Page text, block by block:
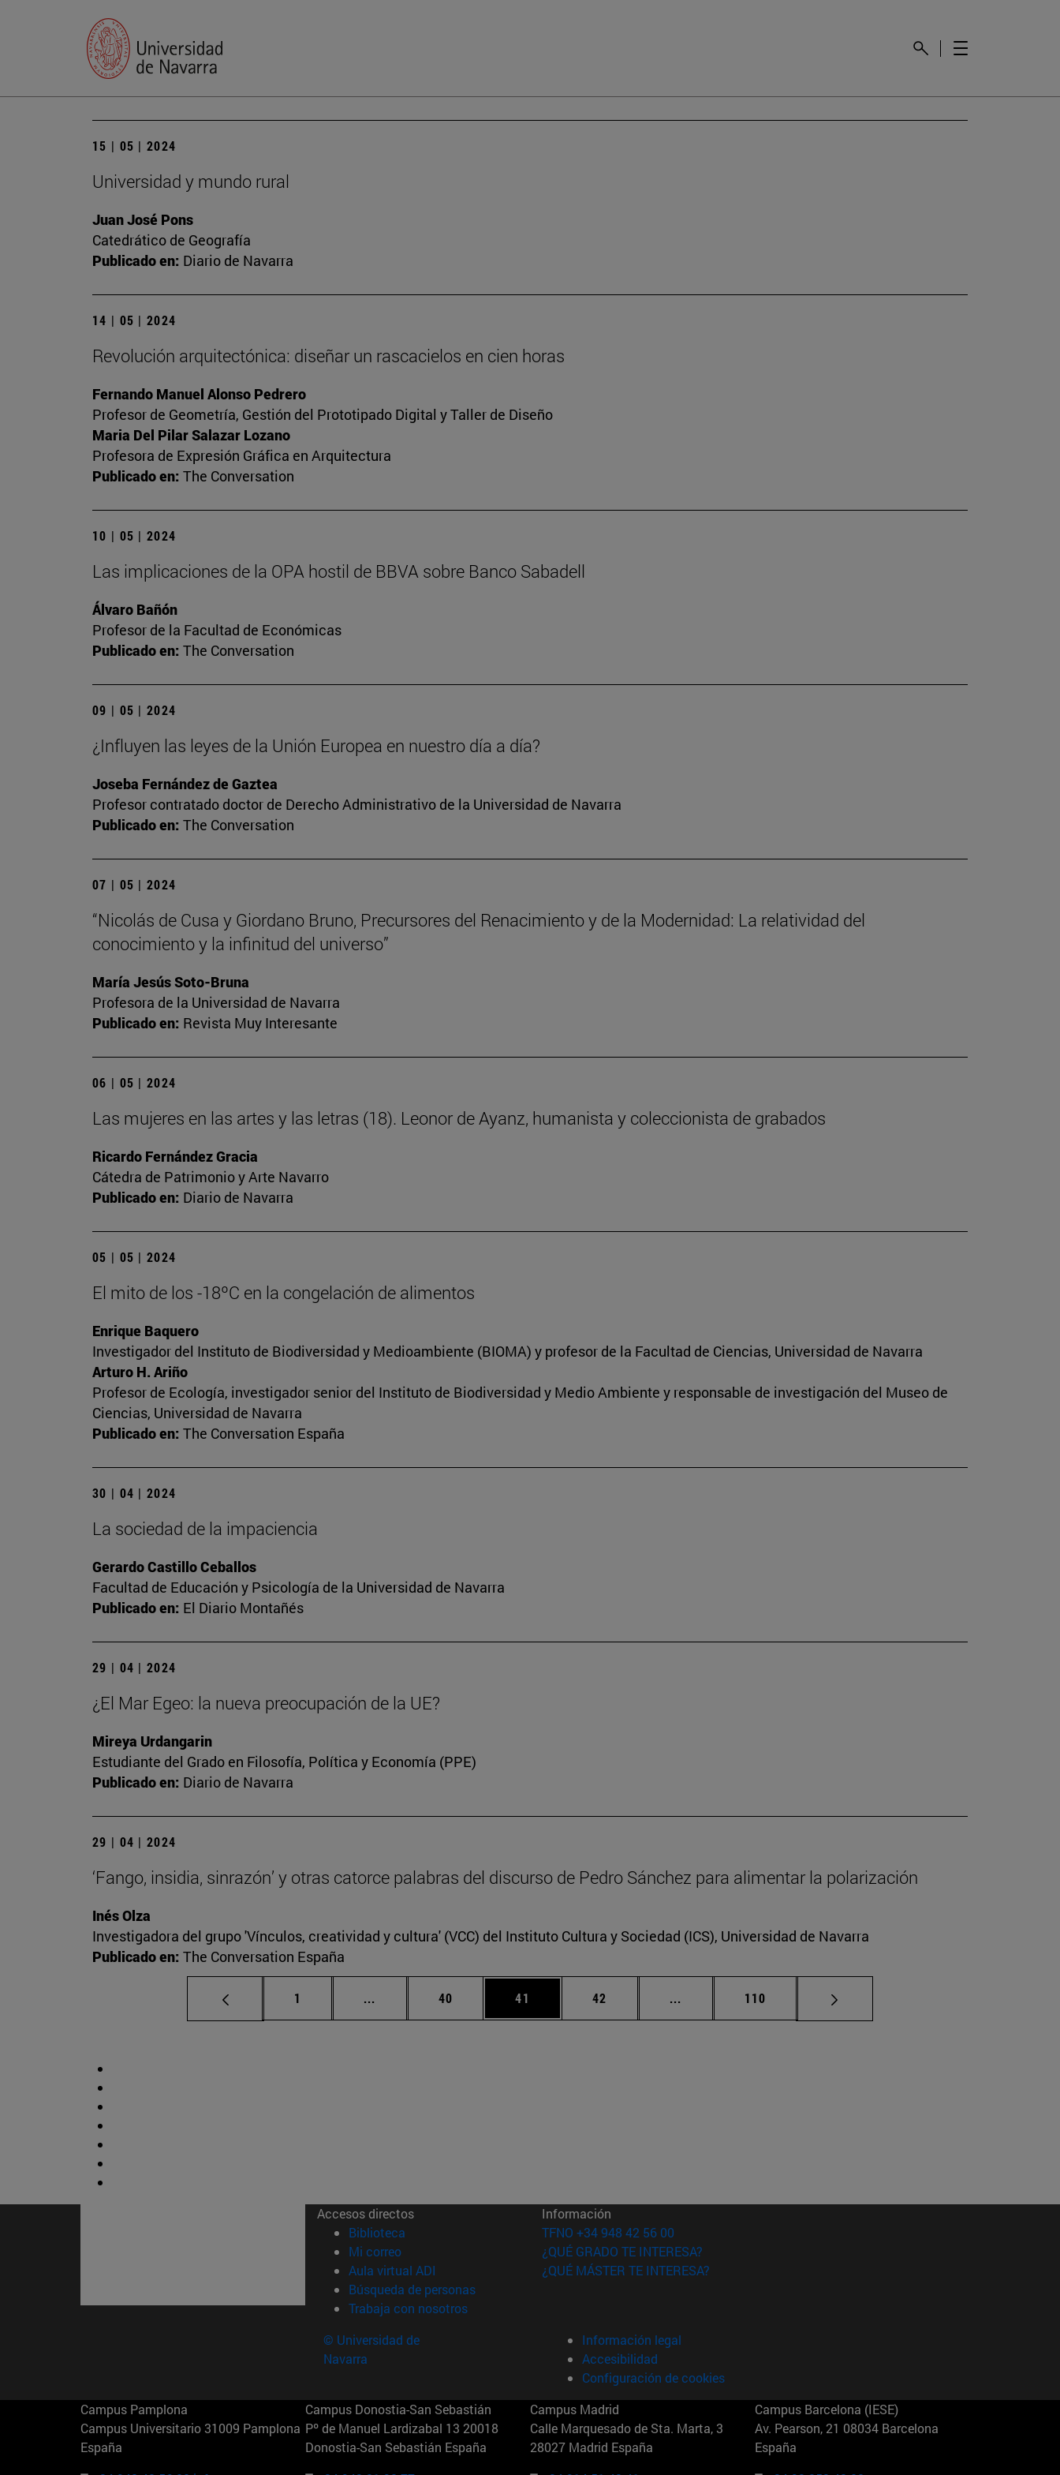
15 | 05 | 2024
Universidad y mundo rural
Juan José Pons
Catedrático de Geografía
Publicado en: Diario de Navarra
14 | 05 | 2024
Revolución arquitectónica: diseñar un rascacielos en cien horas
Fernando Manuel Alonso Pedrero
Profesor de Geometría, Gestión del Prototipado Digital y Taller de Diseño
Maria Del Pilar Salazar Lozano
Profesora de Expresión Gráfica en Arquitectura
Publicado en: The Conversation
10 | 05 | 2024
Las implicaciones de la OPA hostil de BBVA sobre Banco Sabadell
Álvaro Bañón
Profesor de la Facultad de Económicas
Publicado en: The Conversation
09 | 05 | 2024
¿Influyen las leyes de la Unión Europea en nuestro día a día?
Joseba Fernández de Gaztea
Profesor contratado doctor de Derecho Administrativo de la Universidad de Navarra
Publicado en: The Conversation
07 | 05 | 2024
“Nicolás de Cusa y Giordano Bruno, Precursores del Renacimiento y de la Modernidad: La relatividad del
conocimiento y la infinitud del universo”
María Jesús Soto-Bruna
Profesora de la Universidad de Navarra
Publicado en: Revista Muy Interesante
06 | 05 | 2024
Las mujeres en las artes y las letras (18). Leonor de Ayanz, humanista y coleccionista de grabados
Ricardo Fernández Gracia
Cátedra de Patrimonio y Arte Navarro
Publicado en: Diario de Navarra
05 | 05 | 2024
El mito de los -18ºC en la congelación de alimentos
Enrique Baquero
Investigador del Instituto de Biodiversidad y Medioambiente (BIOMA) y profesor de la Facultad de Ciencias, Universidad de Navarra
Arturo H. Ariño
Profesor de Ecología, investigador senior del Instituto de Biodiversidad y Medio Ambiente y responsable de investigación del Museo de
Ciencias, Universidad de Navarra
Publicado en: The Conversation España
30 | 04 | 2024
La sociedad de la impaciencia
Gerardo Castillo Ceballos
Facultad de Educación y Psicología de la Universidad de Navarra
Publicado en: El Diario Montañés
29 | 04 | 2024
¿El Mar Egeo: la nueva preocupación de la UE?
Mireya Urdangarin
Estudiante del Grado en Filosofía, Política y Economía (PPE)
Publicado en: Diario de Navarra
29 | 04 | 2024
‘Fango, insidia, sinrazón’ y otras catorce palabras del discurso de Pedro Sánchez para alimentar la polarización
Inés Olza
Investigadora del grupo 'Vínculos, creatividad y cultura' (VCC) del Instituto Cultura y Sociedad (ICS), Universidad de Navarra
Publicado en: The Conversation España
Página
1 ... Páginas intermedias Use TAB para desplazarse.
Página
40 Página
41 Página
42 ... Páginas intermedias Use TAB para desplazarse.
Página
110
Accesos directos
Biblioteca (abre en nueva ventana)
Mi correo(abre en nueva ventana)
Aula virtual ADI (abre en nueva ventana)
Búsqueda de personas(abre en nueva ventana)
Trabaja con nosotros(abre en nueva ventana)
Información
TFNO +34 948 42 56 00
¿QUÉ GRADO TE INTERESA?
¿QUÉ MÁSTER TE INTERESA?
© Universidad de
Navarra
Información legal
Accesibilidad
Configuración de cookies
Campus Pamplona
Campus Universitario 31009 Pamplona
España
Campus Donostia-San Sebastián
Pº de Manuel Lardizabal 13 20018
Donostia-San Sebastián España
Campus Madrid
Calle Marquesado de Sta. Marta, 3
28027 Madrid España
Campus Barcelona (IESE)
Av. Pearson, 21 08034 Barcelona
España